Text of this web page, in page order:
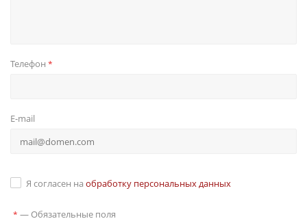
Телефон *
E-mail
Я согласен на обработку персональных данных
* — Обязательные поля